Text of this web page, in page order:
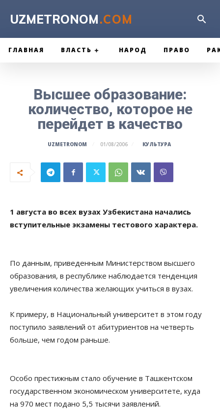
UZMETRONOM.COM
ГЛАВНАЯ ВЛАСТЬ НАРОД ПРАВО
Высшее образование:
количество, которое не
перейдет в качество
UZMETRONOM 01/08/2006 КУЛЬТУРА
1 августа во всех вузах Узбекистана начались
вступительные экзамены тестового характера.
По данным, приведенным Министерством высшего
образования, в республике наблюдается тенденция
увеличения количества желающих учиться в вузах.
К примеру, в Национальный университет в этом году
поступило заявлений от абитуриентов на четверть
больше, чем годом раньше.
Особо престижным стало обучение в Ташкентском
государственном экономическом университете, куда
на 970 мест подано 5,5 тысячи заявлений.